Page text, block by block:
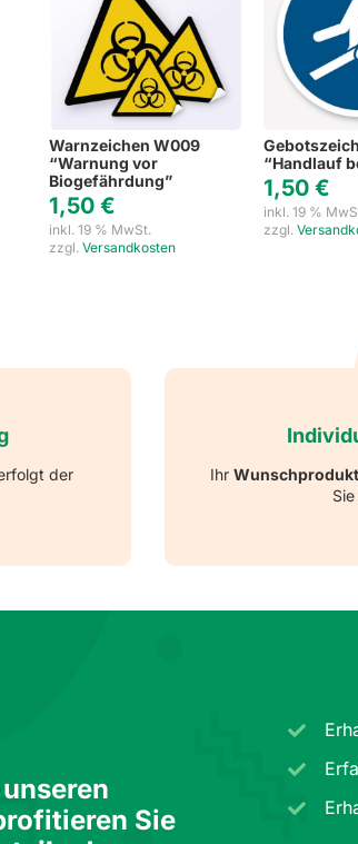
Warnzeichen W009
“Warnung vor
Biogefährdung”
1,50 €
inkl. 19 % MwSt.
zzgl. Versandkosten
“Handlauf
1,50€
inkl. 19 %
zzgl.
der
IhrWunschprodukt
Sie